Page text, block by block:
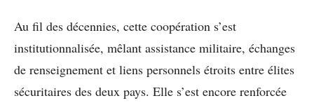
Au fil des décennies, cette coopération s’est
institutionnalisée, mêlant assistance militaire, échanges
de renseignement et liens personnels étroits entre élites
sécuritaires des deux pays. Elle s’est encore renforcée